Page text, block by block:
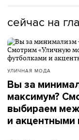
сейчас на
УЛИЧНАЯ МОДА
Вы за
максимум?
выбираем
и акцентными